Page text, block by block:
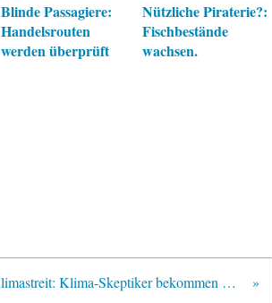
Blinde Passagiere:
Handelsrouten
werden überprüft
Nützliche Piraterie?:
Fischbestände
wachsen.
Klimastreit: Klima-Skeptiker bekommen Rückenwind